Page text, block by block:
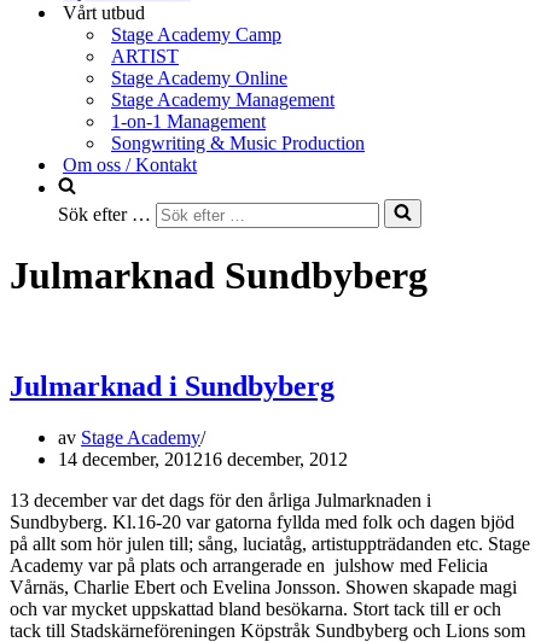
Vårt utbud
Stage Academy Camp
ARTIST
Stage Academy Online
Stage Academy Management
1-on-1 Management
Songwriting & Music Production
Om oss / Kontakt
Sök efter …
Julmarknad Sundbyberg
Julmarknad i Sundbyberg
av Stage Academy
14 december, 201216 december, 2012
13 december var det dags för den årliga Julmarknaden i
Sundbyberg. Kl.16-20 var gatorna fyllda med folk och dagen bjöd
på allt som hör julen till; sång, luciatåg, artistuppträdanden etc. Stage
Academy var på plats och arrangerade en julshow med Felicia
Vårnäs, Charlie Ebert och Evelina Jonsson. Showen skapade magi
och var mycket uppskattad bland besökarna. Stort tack till er och
tack till Stadskärneföreningen Köpstråk Sundbyberg och Lions som